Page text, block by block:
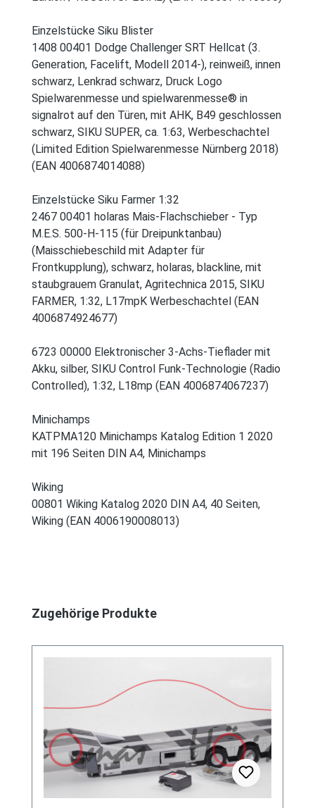
Einzelstücke Siku Blister
1408 00401 Dodge Challenger SRT Hellcat (3.
Generation, Facelift, Modell 2014-), reinweiß, innen
schwarz, Lenkrad schwarz, Druck Logo
Spielwarenmesse und spielwarenmesse® in
signalrot auf den Türen, mit AHK, B49 geschlossen
schwarz, SIKU SUPER, ca. 1:63, Werbeschachtel
(Limited Edition Spielwarenmesse Nürnberg 2018)
(EAN 4006874014088)
Einzelstücke Siku Farmer 1:32
2467 00401 holaras Mais-Flachschieber - Typ
M.E.S. 500-H-115 (für Dreipunktanbau)
(Maisschiebeschild mit Adapter für
Frontkupplung), schwarz, holaras, blackline, mit
staubgrauem Granulat, Agritechnica 2015, SIKU
FARMER, 1:32, L17mpK Werbeschachtel (EAN
4006874924677)
6723 00000 Elektronischer 3-Achs-Tieflader mit
Akku, silber, SIKU Control Funk-Technologie (Radio
Controlled), 1:32, L18mp (EAN 4006874067237)
Minichamps
KATPMA120 Minichamps Katalog Edition 1 2020
mit 196 Seiten DIN A4, Minichamps
Wiking
00801 Wiking Katalog 2020 DIN A4, 40 Seiten,
Wiking (EAN 4006190008013)
Produktgalerie überspringen
Zugehörige Produkte